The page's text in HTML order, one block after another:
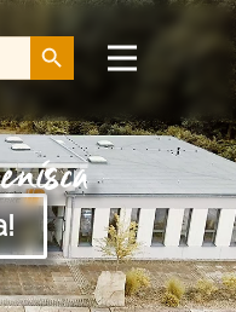
Botón de búsqueda